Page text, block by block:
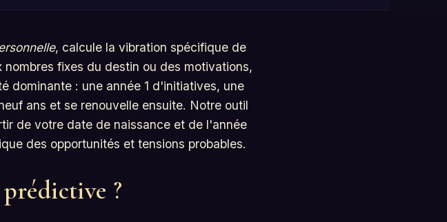
, calcule la vibration spécifique de
fixes du destin ou des motivations,
dominante : une année 1 d'initiatives, une
ans et se renouvelle ensuite. Notre outil
de votre date de naissance et de l'année
des opportunités et tensions probables.
?